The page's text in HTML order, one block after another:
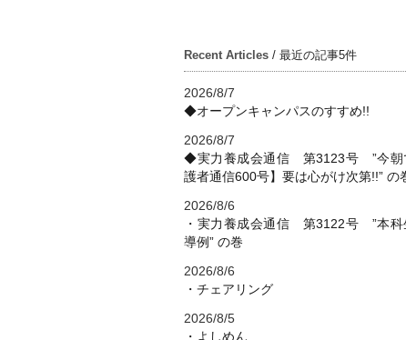
Recent Articles / 最近の記事5件
2026/8/7
◆オープンキャンパスのすすめ!!
2026/8/7
◆実力養成会通信 第3123号 ”今朝
護者通信600号】要は心がけ次第!!” の
2026/8/6
・実力養成会通信 第3122号 ”本科
導例” の巻
2026/8/6
・チェアリング
2026/8/5
・よしめん